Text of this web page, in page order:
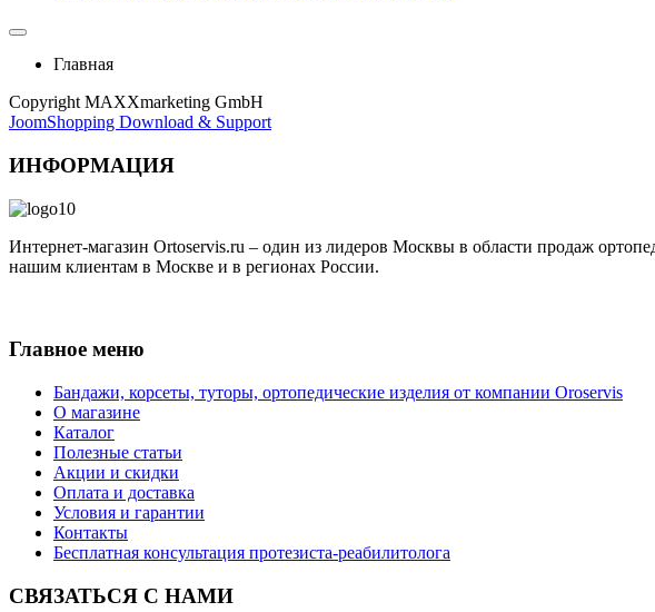
Главная
Copyright MAXXmarketing GmbH
JoomShopping Download & Support
ИНФОРМАЦИЯ
Интернет-магазин Ortoservis.ru – один из лидеров Москвы в области продаж
нашим клиентам в Москве и в регионах России.
Главное меню
Бандажи, корсеты, туторы, ортопедические изделия от компании Oroservis
О магазине
Каталог
Полезные статьи
Акции и скидки
Оплата и доставка
Условия и гарантии
Контакты
Бесплатная консультация протезиста-реабилитолога
СВЯЗАТЬСЯ С НАМИ